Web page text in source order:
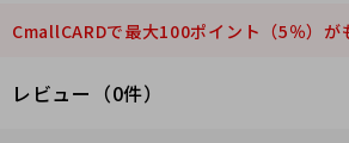
CmallCARDで最大100ポイント（5％）が
レビュー（0件）